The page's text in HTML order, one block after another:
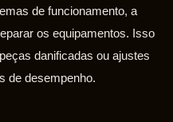
de funcionamento, a
os equipamentos. Isso
danificadas ou ajustes
de desempenho.